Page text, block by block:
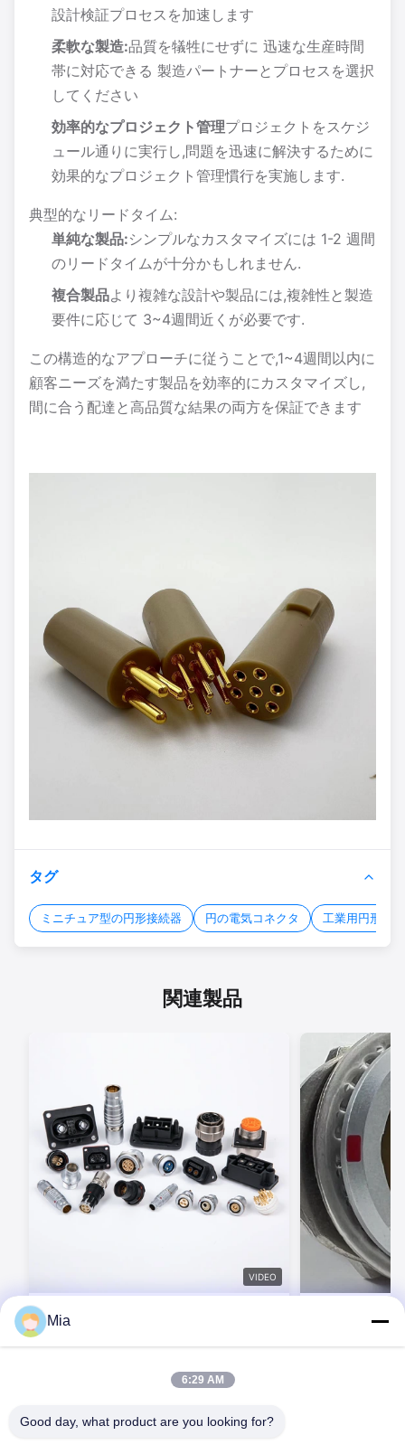
設計検証プロセスを加速します
柔軟な製造:品質を犠牲にせずに 迅速な生産時間
帯に対応できる 製造パートナーとプロセスを選択
してください
効率的なプロジェクト管理プロジェクトをスケジ
ュール通りに実行し,問題を迅速に解決するために
効果的なプロジェクト管理慣行を実施します.
典型的なリードタイム:
単純な製品:シンプルなカスタマイズには 1-2 週間
のリードタイムが十分かもしれません.
複合製品より複雑な設計や製品には,複雑性と製造
要件に応じて 3~4週間近くが必要です.
この構造的なアプローチに従うことで,1~4週間以内に
顧客ニーズを満たす製品を効率的にカスタマイズし,
間に合う配達と高品質な結果の両方を保証できます
タグ
ミニチュア型の円形接続器 円の電気コネクタ 工業用円形接
関連製品
VIDEO
BEXKOM カスタムシリーズ 高耐久性 カ
スタムコネクタ 多機能コネクタ ハイブリ
ッドコネクタ ミックスコネクタ 無料ツー
電子機器用の
Mia
6:29 AM
Good day, what product are you looking for?